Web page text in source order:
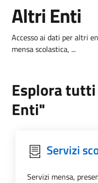
Altri Enti
Accesso ai dati per altri
mensa scolastica, ...
Esplora
Enti"
Servizi
Servizi mensa,